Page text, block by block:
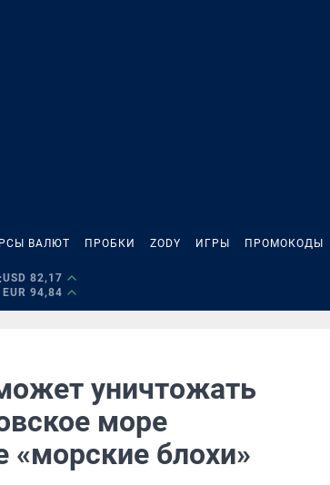
ВАЛЮТ ПРОБКИ ZODY ИГРЫ ПРОМОКОДЫ
USD 82,17
EUR 94,84
уничтожать
море
«морские блохи»